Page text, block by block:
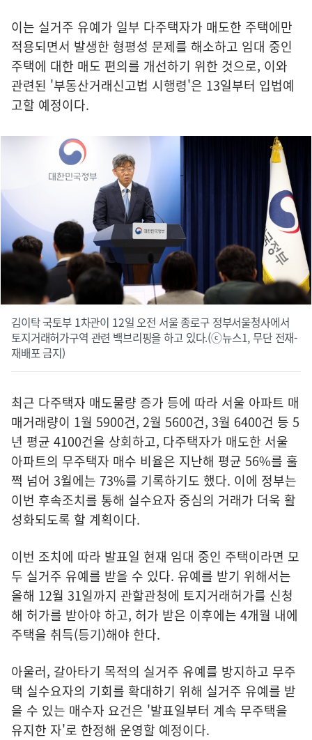
이는 실거주 유예가 일부 다주택자가 매도한 주택에만
적용되면서 발생한 형평성 문제를 해소하고 임대 중인
주택에 대한 매도 편의를 개선하기 위한 것으로, 이와
관련된 '부동산거래신고법 시행령'은 13일부터 입법예
고할 예정이다.
김이탁 국토부 1차관이 12일 오전 서울 종로구 정부서울청사에서
토지거래허가구역 관련 백브리핑을 하고 있다.(ⓒ뉴스1, 무단 전재-
재배포 금지)
최근 다주택자 매도물량 증가 등에 따라 서울 아파트 매
매거래량이 1월 5900건, 2월 5600건, 3월 6400건 등 5
년 평균 4100건을 상회하고, 다주택자가 매도한 서울
아파트의 무주택자 매수 비율은 지난해 평균 56%를 훌
쩍 넘어 3월에는 73%를 기록하기도 했다. 이에 정부는
이번 후속조치를 통해 실수요자 중심의 거래가 더욱 활
성화되도록 할 계획이다.
이번 조치에 따라 발표일 현재 임대 중인 주택이라면 모
두 실거주 유예를 받을 수 있다. 유예를 받기 위해서는
올해 12월 31일까지 관할관청에 토지거래허가를 신청
해 허가를 받아야 하고, 허가 받은 이후에는 4개월 내에
주택을 취득(등기)해야 한다.
아울러, 갈아타기 목적의 실거주 유예를 방지하고 무주
택 실수요자의 기회를 확대하기 위해 실거주 유예를 받
을 수 있는 매수자 요건은 '발표일부터 계속 무주택을
유지한 자'로 한정해 운영할 예정이다.